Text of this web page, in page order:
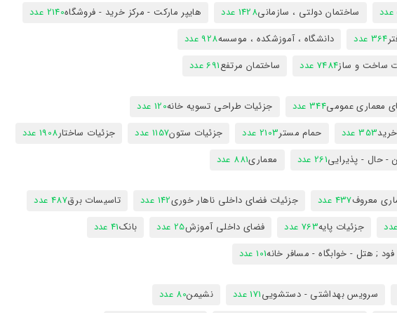
ساختمان دولتی ، سازمانی1428 عدد هایپر مارکت - مرکز خرید - فروشگاه2140 عدد
364 عدد دانشگاه ، آموزشکده ، موسسه928 عدد
ساخت و ساز7484 عدد ساختمان مرتفع691 عدد
معماری عمومی344 عدد جزئیات طراحی تسویه خانه120 عدد
353 عدد حمام مستر2103 عدد جزئیات ستون1157 عدد جزئیات ساختار1908 عدد
- حال - پذیرایی261 عدد معماری881 عدد
معروف437 عدد جزئیات فضای داخلی ناهار خوری142 عدد تاسیسات برق487 عدد
جزئیات پایه763 عدد فضای داخلی آموزش25 عدد بانک41 عدد
; هتل - خوابگاه - مسافر خانه101 عدد
سرویس بهداشتی - دستشویی171 عدد نشیمن80 عدد